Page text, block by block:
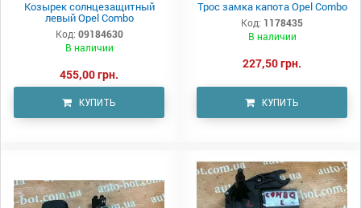
Козырек солнцезащитный
левый Opel Combo
Код: 09184630
В наличии
455,00 грн.
КУПИТЬ
Трос замка капота Opel Combo
Код: 1178435
В наличии
227,50 грн.
КУПИТЬ